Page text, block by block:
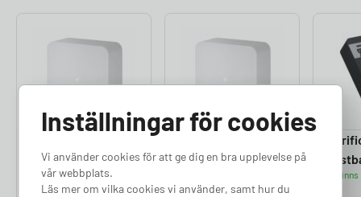
RJ12 port
Finns i lager
RJ45 port
Inställningar för cookies
Vi använder cookies för att ge dig en bra upplevelse på
vår webbplats.
Läs mer om vilka cookies vi använder, samt hur du